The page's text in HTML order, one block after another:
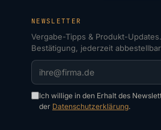
NEWSLETTER
Vergabe-Tipps & Produkt-
Bestätigung, jederzeit
Ich willige in den Erhalt des
der Datenschutzerklärung.